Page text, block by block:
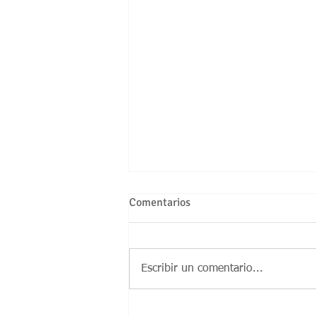
Comentarios
Escribir un comentario...